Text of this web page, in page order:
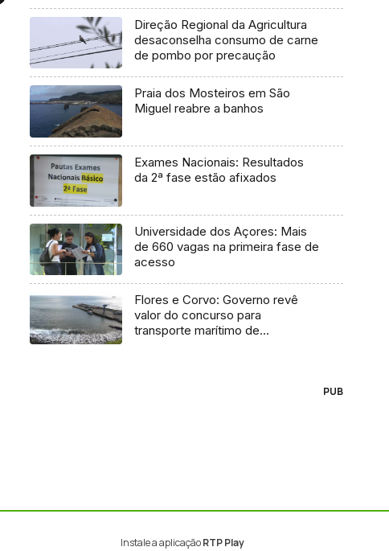
Direção Regional da Agricultura
desaconselha consumo de carne
de pombo por precaução
Praia dos Mosteiros em São
Miguel reabre a banhos
Exames Nacionais: Resultados
da 2ª fase estão afixados
Universidade dos Açores: Mais
de 660 vagas na primeira fase de
acesso
Flores e Corvo: Governo revê
valor do concurso para
transporte marítimo de
PUB
Instale a aplicaçãoRTP Play